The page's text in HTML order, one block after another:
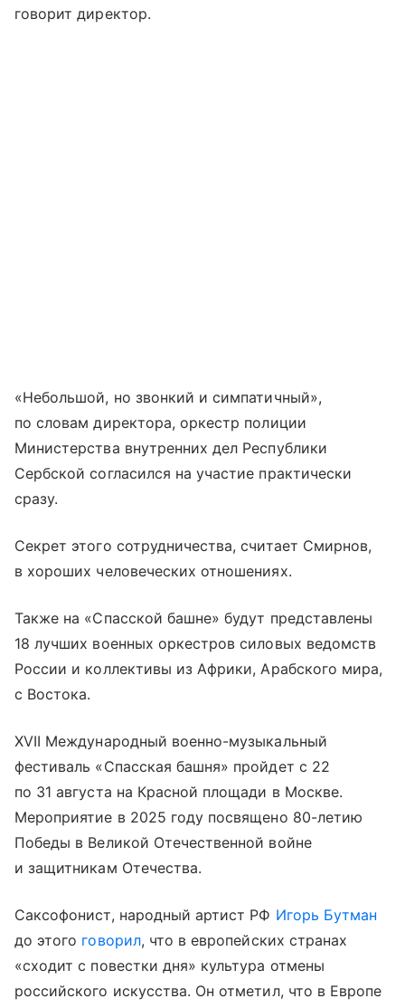
говорит директор.
«Небольшой, но звонкий и симпатичный»,
по словам директора, оркестр полиции
Министерства внутренних дел Республики
Сербской согласился на участие практически
сразу.
Секрет этого сотрудничества, считает Смирнов,
в хороших человеческих отношениях.
Также на «Спасской башне» будут представлены
18 лучших военных оркестров силовых ведомств
России и коллективы из Африки, Арабского мира,
с Востока.
XVII Международный военно-музыкальный
фестиваль «Спасская башня» пройдет с 22
по 31 августа на Красной площади в Москве.
Мероприятие в 2025 году посвящено 80-летию
Победы в Великой Отечественной войне
и защитникам Отечества.
Саксофонист, народный артист РФ Игорь Бутман
до этого говорил, что в европейских странах
«сходит с повестки дня» культура отмены
российского искусства. Он отметил, что в Европе